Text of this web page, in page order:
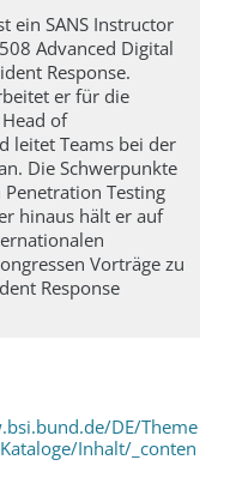
ein SANS Instructor
Advanced Digital
Response.
er für die
of
leitet Teams bei der
Die Schwerpunkte
Testing
hinaus hält er auf
Vorträge zu
Response
DE/Theme
Inhalt/_conten